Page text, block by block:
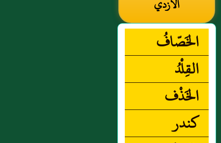
الأزدي
الخَصّافُ
القِلْدُ
الخَذْف
كندر